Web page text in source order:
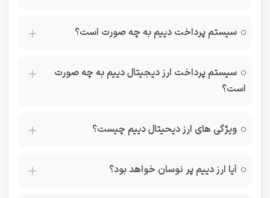
سیستم پرداخت دییم به چه صورت است؟
سیستم پرداخت ارز دیجیتال دییم به چه صورت
است؟
ویژگی های ارز دیحیتال دییم چیست؟
آیا ارز دییم پر نوسان خواهد بود؟